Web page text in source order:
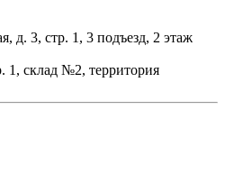
д. 3, стр. 1, 3 подъезд, 2 этаж
1, склад №2, территория